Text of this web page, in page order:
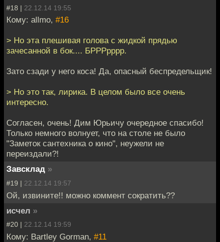
#18 | 22.12.14 19:55
Кому: allmo, #16
> Но эта плешивая голова с жидкой прядью
зачесанной в бок.... БРРРрррр.
Зато сзади у него коса! Да, опасный беспредельщик!
> Но это так, лирика. В целом было все очень
интересно.
Согласен, очень! Дим Юрьичу очередное спасибо!
Только немного волнует, что на столе не было
"Заметок сантехника о кино", неужели не
переиздали?!
Завсклад »
#19 | 22.12.14 19:57
Ой, извините!! можно коммент сократить??
исчел »
#20 | 22.12.14 19:59
Кому: Bartley Gorman, #11